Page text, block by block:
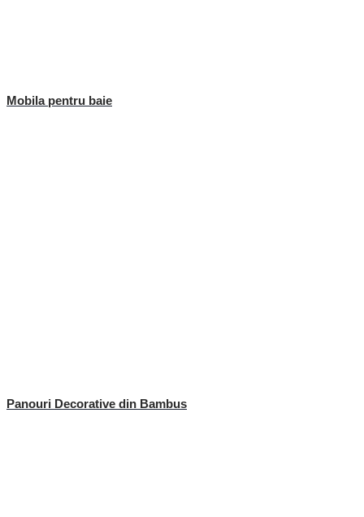
Mobila pentru baie
Panouri Decorative din Bambus